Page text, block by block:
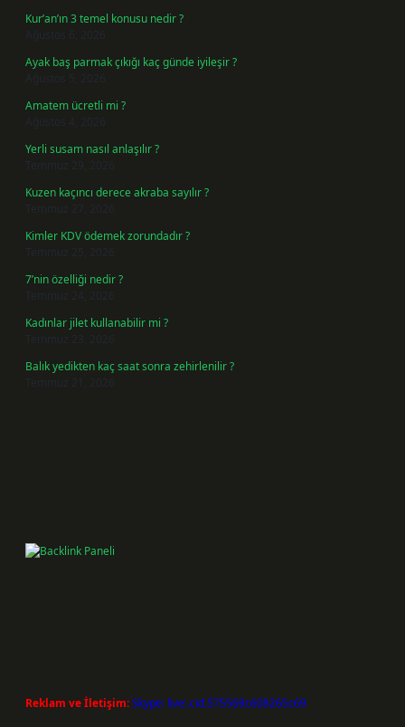
Kur’an’ın 3 temel konusu nedir ?
Ağustos 6, 2026
Ayak baş parmak çıkığı kaç günde iyileşir ?
Ağustos 5, 2026
Amatem ücretli mi ?
Ağustos 4, 2026
Yerli susam nasıl anlaşılır ?
Temmuz 29, 2026
Kuzen kaçıncı derece akraba sayılır ?
Temmuz 27, 2026
Kimler KDV ödemek zorundadır ?
Temmuz 25, 2026
7’nin özelliği nedir ?
Temmuz 24, 2026
Kadınlar jilet kullanabilir mi ?
Temmuz 23, 2026
Balık yedikten kaç saat sonra zehirlenilir ?
Temmuz 21, 2026
Reklam ve İletişim:Skype: live:.cid.575569c608265c69